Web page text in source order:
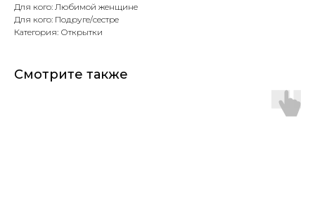
Для кого: Любимой женщине
Для кого: Подруге/сестре
Категория: Открытки
Смотрите также